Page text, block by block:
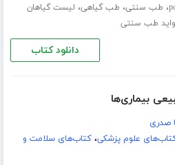
، طب سنتی، طب گیاهی، لیست گیاهان
طب سنتی
دانلود کتاب
بیماری‌ها
صدری
علوم پزشکی،کتاب‌های سلامت و